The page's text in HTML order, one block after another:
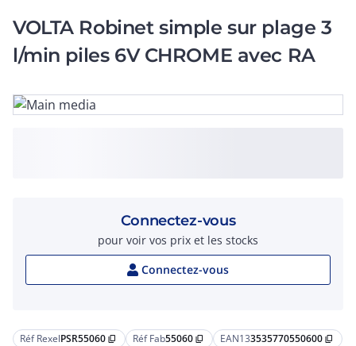
VOLTA Robinet simple sur plage 3
l/min piles 6V CHROME avec RA
Réf RexelPSR55060 content_copy Réf Fab55060 content_copy EAN133535770550600 content_copy
Connectez-vous
pour voir vos prix et les stocks
Connectez-vous